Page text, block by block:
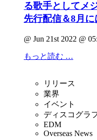
る歌手としてメ
先行配信＆8月
@ Jun 21st 2022 @
もっと読む …
リリース
業界
イベント
ディスコグラ
EDM
Overseas News